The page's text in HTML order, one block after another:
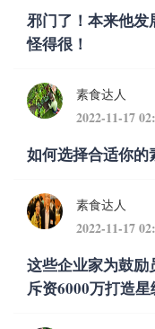
邪门了！本来他发
怪得很！
素食达人
2022-11-17
如何选择合适你的
素食达人
2022-11-17
这些企业家为鼓
斥资6000万打造